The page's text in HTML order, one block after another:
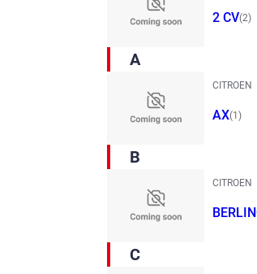
2 CV(2)
A
CITROEN
AX(1)
B
CITROEN
C